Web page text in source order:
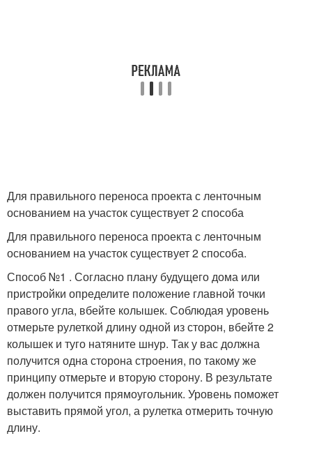
Для правильного переноса проекта с ленточным
основанием на участок существует 2 способа
Для правильного переноса проекта с ленточным
основанием на участок существует 2 способа.
Способ №1 . Согласно плану будущего дома или
пристройки определите положение главной точки
правого угла, вбейте колышек. Соблюдая уровень
отмерьте рулеткой длину одной из сторон, вбейте 2
колышек и туго натяните шнур. Так у вас должна
получится одна сторона строения, по такому же
принципу отмерьте и вторую сторону. В результате
должен получится прямоугольник. Уровень поможет
выставить прямой угол, а рулетка отмерить точную
длину.